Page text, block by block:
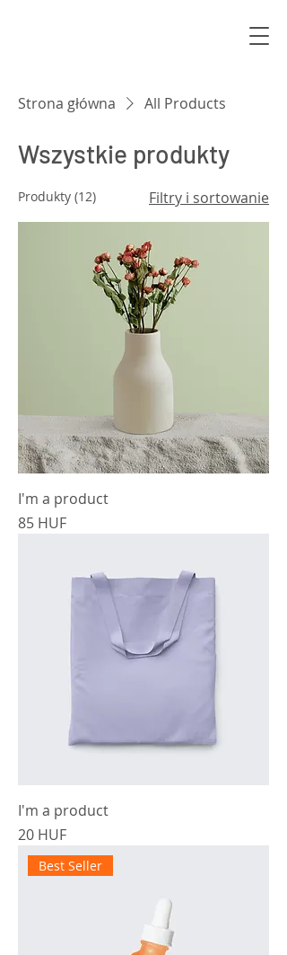
Strona główna All Products
Wszystkie produkty
Produkty (12) Filtry i sortowanie
I'm a product
Cena
85 HUF
I'm a product
Cena
20 HUF
Best Seller